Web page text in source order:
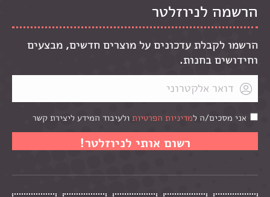
הרשמה לניוזלטר
הרשמו לקבלת עדכונים על מוצרים חדשים, מבצעים
וחידושים בחנות.
אני מסכים/ה למדיניות הפרטיות ולעיבוד המידע ליצירת קשר